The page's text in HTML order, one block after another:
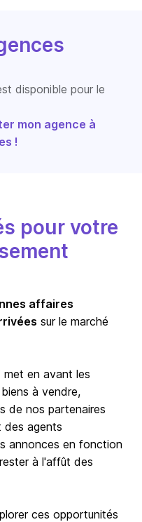
disponible pour le
mon agence à
!
pour votre
affaires
sur le marché
en avant les
à vendre,
de nos partenaires
des agents
annonces en fonction
à l'affût des
ces opportunités